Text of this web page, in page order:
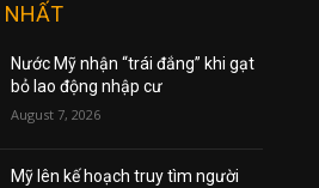
NHẤT
Nước Mỹ nhận “trái đắng” khi gạt
bỏ lao động nhập cư
August 7, 2026
Mỹ lên kế hoạch truy tìm người